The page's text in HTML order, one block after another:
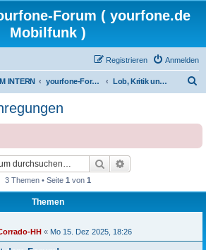
Forum ( yourfone.de
Mobilfunk )
Anmelden
Registrieren
INTERN yourfone-Forum Community Lob, Kritik und Anregungen
e
Suche
3 Themen • Seite 1 von 1
Themen
HH « Mo 15. Dez 2025, 18:26